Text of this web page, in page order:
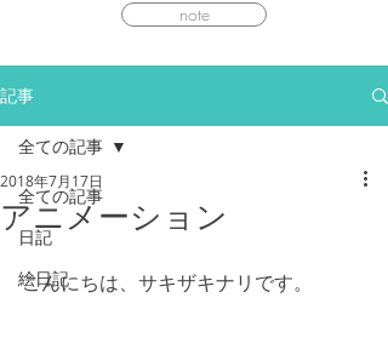
note
記事
全ての記事
日記
絵日記
全ての記事
アニメーション
2018年7月17日
こんにちは、サキザキナリです。